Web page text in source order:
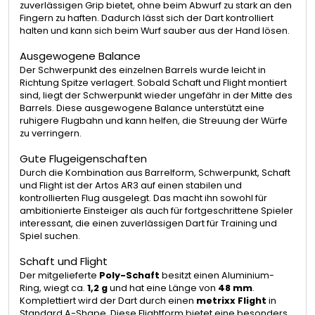
zuverlässigen Grip bietet, ohne beim Abwurf zu stark an den
Fingern zu haften. Dadurch lässt sich der Dart kontrolliert
halten und kann sich beim Wurf sauber aus der Hand lösen.
Ausgewogene Balance
Der Schwerpunkt des einzelnen Barrels wurde leicht in
Richtung Spitze verlagert. Sobald Schaft und Flight montiert
sind, liegt der Schwerpunkt wieder ungefähr in der Mitte des
Barrels. Diese ausgewogene Balance unterstützt eine
ruhigere Flugbahn und kann helfen, die Streuung der Würfe
zu verringern.
Gute Flugeigenschaften
Durch die Kombination aus Barrelform, Schwerpunkt, Schaft
und Flight ist der Artos AR3 auf einen stabilen und
kontrollierten Flug ausgelegt. Das macht ihn sowohl für
ambitionierte Einsteiger als auch für fortgeschrittene Spieler
interessant, die einen zuverlässigen Dart für Training und
Spiel suchen.
Schaft und Flight
Der mitgelieferte Poly-Schaft besitzt einen Aluminium-
Ring, wiegt ca. 1,2 gund hat eine Länge von 48 mm.
Komplettiert wird der Dart durch einen metrixx Flight in